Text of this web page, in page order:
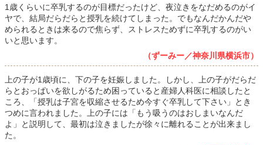
1歳くらいに卒乳するのが目標だったけど、夜泣きをなだめるのがイ
ヤで、結局だらだらと授乳を続けてしまった。でもなんだかんだや
められるときは来るので焦らず、ストレスためずに卒乳するのがい
いと思います。
（ずーみー／神奈川県横浜市）
上の子が1歳頃に、下の子を妊娠しました。しかし、上の子がだらだ
らとおっぱいを欲しがるため困っていると産婦人科医に相談したと
ころ、「授乳は子宮を収縮させるため今すぐ卒乳して下さい」とき
つめに言われました。上の子には「もう吸うのはおしまいなんだ
よ」と説明して、最初は泣きましたが徐々に離れることが出来まし
た。